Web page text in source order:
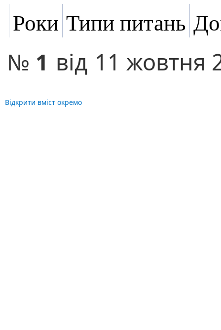
Роки Типи питань
№ 1 від 11 жовтня
Відкрити вміст окремо